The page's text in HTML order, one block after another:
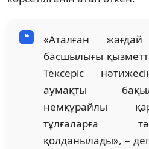
«Аталған
басшылығы
Тексеріс
аумақты
немқұрайлы
тұлғаларға
қолданылады», –